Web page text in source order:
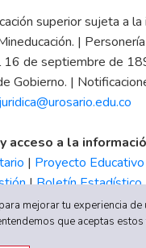
superior sujeta a la
| Personería
16 de septiembre de
Gobierno. |
juridica@urosario.edu.co
acceso a la
| Proyecto
|Boletín Estadístico
Financieros |Código de
de Integridad UR
mejorar tu experiencia de
que aceptas